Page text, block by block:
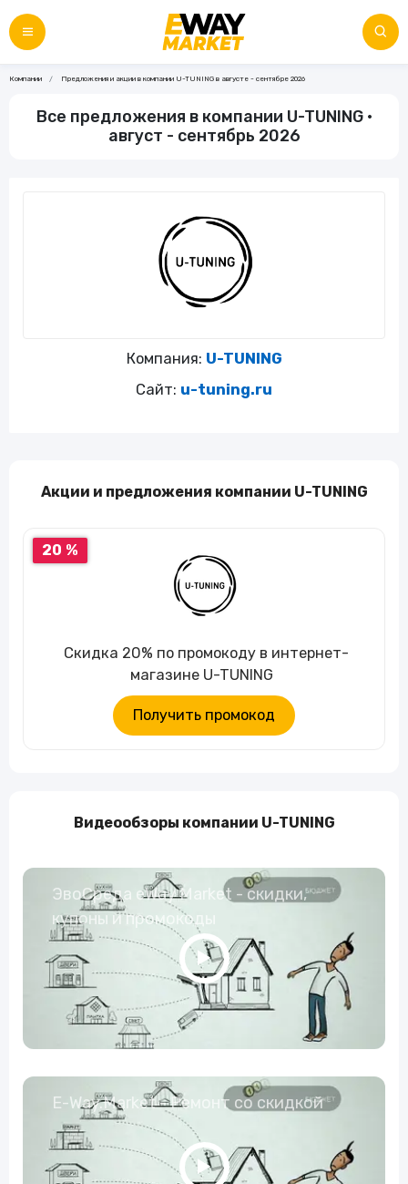
Компании Предложения и акции в компании U-TUNING в августе - сентябре 2026
Все предложения в компании U-TUNING •
август - сентябрь 2026
Компания: U-TUNING
Сайт: u-tuning.ru
Акции и предложения компании U-TUNING
20 %
Скидка 20% по промокоду в интернет-
магазине U-TUNING
Получить промокод
Видеообзоры компании U-TUNING
ЭвоСреда eWay Market - скидки,
купоны и промокоды
E-Way.Market - Ремонт со скидкой